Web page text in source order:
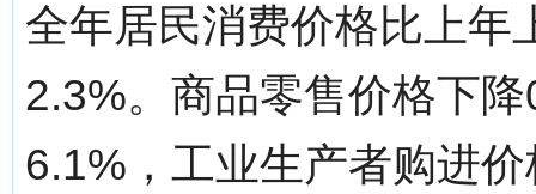
全年居民消费价格比上年
2.3%。商品零售价格下
6.1%，工业生产者购进